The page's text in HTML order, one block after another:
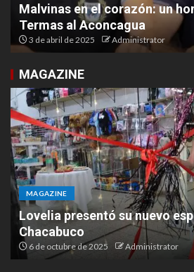
Malvinas en el corazón: un
Termas al Aconcagua
3 de abril de 2025 Administrator
MAGAZINE
MAGAZINE
Lovelia presentó su nuevo
Chacabuco
6 de octubre de 2025 Administrator